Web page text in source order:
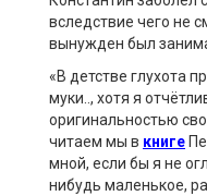
вследствие чего не
вынужден был
«В детстве глухота
муки.., хотя я
оригинальностью
читаем мы в книге
мной, если бы я не
нибудь маленькое,